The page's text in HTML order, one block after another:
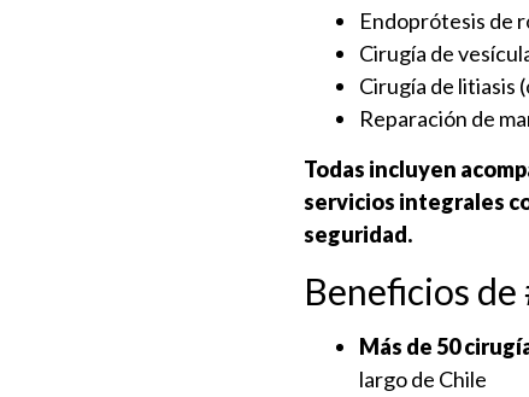
Endoprótesis de
Cirugía de
Cirugía de litiasis
Reparación de
Todas incluyen
servicios integrales
seguridad.
Beneficios
Más de 50
largo de Chile